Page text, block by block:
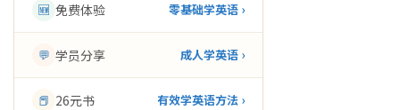
🆕 免费体验 零基础学英语 ›
💬 学员分享 成人学英语 ›
📕 26元书 有效学英语方法 ›